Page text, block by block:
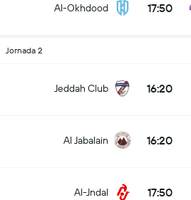
Al-Okhdood 17:50
Jornada 2
Jeddah Club 16:20
Al Jabalain 16:20
Al-Jndal 17:50